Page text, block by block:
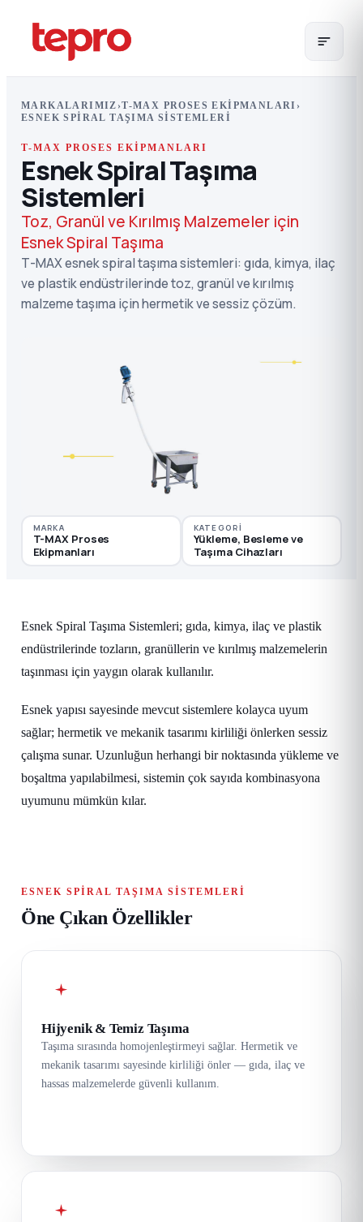
MARKALARIMIZ ›T-MAX PROSES EKIPMANLARI ›
ESNEK SPIRAL TAŞIMA SISTEMLERI
T-MAX PROSES EKIPMANLARI
Esnek Spiral Taşıma
Sistemleri
Toz, Granül ve Kırılmış Malzemeler için
Esnek Spiral Taşıma
T-MAX esnek spiral taşıma sistemleri: gıda, kimya, ilaç
ve plastik endüstrilerinde toz, granül ve kırılmış
malzeme taşıma için hermetik ve sessiz çözüm.
MARKA
T-MAX Proses
Ekipmanları
KATEGORI
Yükleme, Besleme ve
Taşıma Cihazları
Esnek Spiral Taşıma Sistemleri; gıda, kimya, ilaç ve plastik
endüstrilerinde tozların, granüllerin ve kırılmış malzemelerin
taşınması için yaygın olarak kullanılır.
Esnek yapısı sayesinde mevcut sistemlere kolayca uyum
sağlar; hermetik ve mekanik tasarımı kirliliği önlerken sessiz
çalışma sunar. Uzunluğun herhangi bir noktasında yükleme ve
boşaltma yapılabilmesi, sistemin çok sayıda kombinasyona
uyumunu mümkün kılar.
ESNEK SPIRAL TAŞIMA SISTEMLERI
Öne Çıkan Özellikler
Hijyenik & Temiz Taşıma
Taşıma sırasında homojenleştirmeyi sağlar. Hermetik ve
mekanik tasarımı sayesinde kirliliği önler — gıda, ilaç ve
hassas malzemelerde güvenli kullanım.